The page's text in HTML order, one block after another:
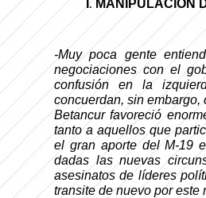
. MANIPULACION
-Muy poca gente
negociaciones con el
confusión en la
concuerdan, sin
Betancur favoreció
tanto a aquellos que
el gran aporte del M-19
dadas las nuevas
asesinatos de líderes
transite de nuevo por este